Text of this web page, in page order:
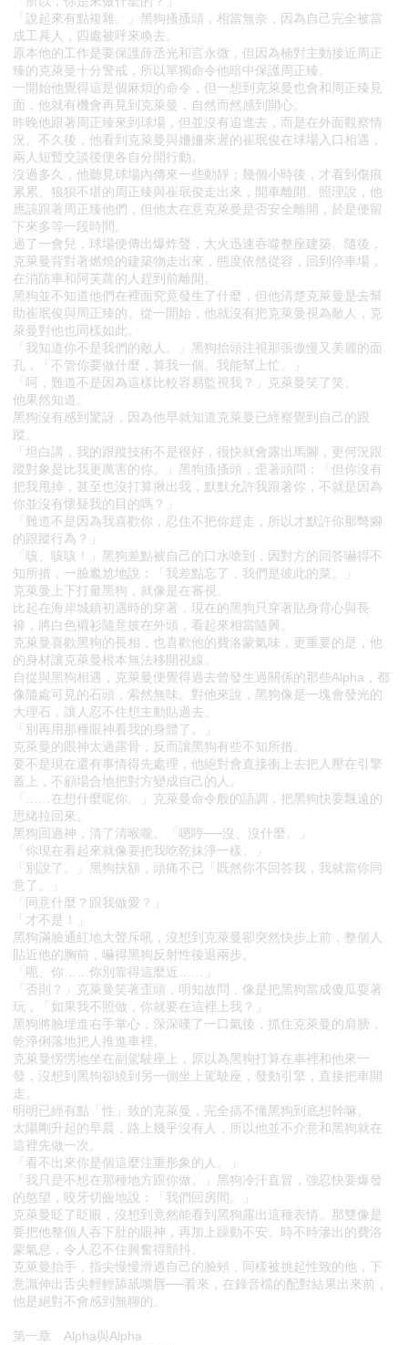
「說起來有點複雜。」黑狗搔搔頭，相當無奈，因為自己完全被當
成工具人，四處被呼來喚去。
原本他的工作是要保護薛丞光和言永微，但因為楠對主動接近周正
臻的克萊曼十分警戒，所以單獨命令他暗中保護周正臻。
一開始他覺得這是個麻煩的命令，但一想到克萊曼也會和周正臻見
面，他就有機會再見到克萊曼，自然而然感到開心。
昨晚他跟著周正臻來到球場，但並沒有追進去，而是在外面觀察情
況。不久後，他看到克萊曼與姍姍來遲的崔珉俊在球場入口相遇，
兩人短暫交談後便各自分開行動。
沒過多久，他聽見球場內傳來一些動靜；幾個小時後，才看到傷痕
累累、狼狽不堪的周正臻與崔珉俊走出來，開車離開。照理說，他
應該跟著周正臻他們，但他太在意克萊曼是否安全離開，於是便留
下來多等一段時間。
過了一會兒，球場便傳出爆炸聲，大火迅速吞噬整座建築。隨後，
克萊曼背對著燃燒的建築物走出來，態度依然從容，回到停車場，
在消防車和阿芙蘿的人趕到前離開。
黑狗並不知道他們在裡面究竟發生了什麼，但他清楚克萊曼是去幫
助崔珉俊與周正臻的。從一開始，他就沒有把克萊曼視為敵人，克
萊曼對他也同樣如此。
「我知道你不是我們的敵人。」黑狗抬頭注視那張傲慢又美麗的面
孔，「不管你要做什麼，算我一個。我能幫上忙。」
「呵，難道不是因為這樣比較容易監視我？」克萊曼笑了笑。
他果然知道。
黑狗沒有感到驚訝，因為他早就知道克萊曼已經察覺到自己的跟
蹤。
「坦白講，我的跟蹤技術不是很好，很快就會露出馬腳，更何況跟
蹤對象是比我更厲害的你。」黑狗搔搔頭，歪著頭問：「但你沒有
把我甩掉，甚至也沒打算揪出我，默默允許我跟著你，不就是因為
你並沒有懷疑我的目的嗎？」
「難道不是因為我喜歡你，忍住不把你趕走，所以才默許你那彆腳
的跟蹤行為？」
「咳、咳咳！」黑狗差點被自己的口水嗆到，因對方的回答嚇得不
知所措，一臉尷尬地說：「我差點忘了，我們是彼此的菜。」
克萊曼上下打量黑狗，就像是在審視。
比起在海岸城鎮初遇時的穿著，現在的黑狗只穿著貼身背心與長
褲，將白色襯衫隨意披在外頭，看起來相當隨興。
克萊曼喜歡黑狗的長相，也喜歡他的費洛蒙氣味，更重要的是，他
的身材讓克萊曼根本無法移開視線。
自從與黑狗相遇，克萊曼便覺得過去曾發生過關係的那些Alpha，都
像隨處可見的石頭，索然無味。對他來說，黑狗像是一塊會發光的
大理石，讓人忍不住想主動貼過去。
「別再用那種眼神看我的身體了。」
克萊曼的眼神太過露骨，反而讓黑狗有些不知所措。
要不是現在還有事情得先處理，他絕對會直接衝上去把人壓在引擎
蓋上，不顧場合地把對方變成自己的人。
「……在想什麼呢你。」克萊曼命令般的語調，把黑狗快要飄遠的
思緒拉回來。
黑狗回過神，清了清喉嚨。「嗯哼──沒、沒什麼。」
「你現在看起來就像要把我吃乾抹淨一樣。」
「別說了。」黑狗扶額，頭痛不已「既然你不回答我，我就當你同
意了。」
「同意什麼？跟我做愛？」
「才不是！」
黑狗滿臉通紅地大聲斥吼，沒想到克萊曼卻突然快步上前，整個人
貼近他的胸前，嚇得黑狗反射性後退兩步。
「呃、你……你別靠得這麼近……」
「否則？」克萊曼笑著歪頭，明知故問，像是把黑狗當成傻瓜耍著
玩，「如果我不照做，你就要在這裡上我？」
黑狗將臉埋進右手掌心，深深嘆了一口氣後，抓住克萊曼的肩膀，
乾淨俐落地把人推進車裡。
克萊曼愣愣地坐在副駕駛座上，原以為黑狗打算在車裡和他來一
發，沒想到黑狗卻繞到另一側坐上駕駛座，發動引擎，直接把車開
走。
明明已經有點「性」致的克萊曼，完全搞不懂黑狗到底想幹嘛。
太陽剛升起的早晨，路上幾乎沒有人，所以他並不介意和黑狗就在
這裡先做一次。
「看不出來你是個這麼注重形象的人。」
「我只是不想在那種地方跟你做。」黑狗冷汗直冒，強忍快要爆發
的慾望，咬牙切齒地說：「我們回房間。」
克萊曼眨了眨眼，沒想到竟然能看到黑狗露出這種表情。那雙像是
要把他整個人吞下肚的眼神，再加上躁動不安、時不時滲出的費洛
蒙氣息，令人忍不住興奮得顫抖。
克萊曼抬手，指尖慢慢滑過自己的臉頰，同樣被挑起性致的他，下
意識伸出舌尖輕輕舔舐嘴唇──看來，在錄音檔的配對結果出來前，
他是絕對不會感到無聊的。
第一章 Alpha與Alpha